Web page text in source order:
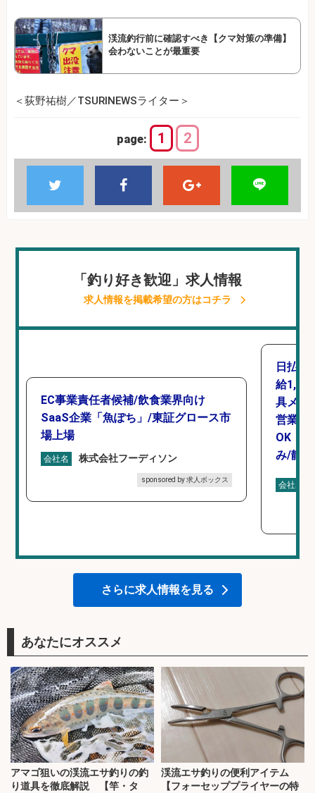
渓流釣行前に確認すべき【クマ対策の準備】
会わないことが最重要
＜荻野祐樹／TSURINEWSライター＞
page: 1 2
「釣り好き歓迎」求人情報
求人情報を掲載希望の方はコチラ
EC事業責任者候補/飲食業界向け
SaaS企業「魚ぽち」/東証グロース市
場上場
会社名 株式会社フーディソン
sponsored by 求人ボックス
日払い
給
具メー
営業事
OK・
み/静
会社名
さらに求人情報を見る
あなたにオススメ
アマゴ狙いの渓流エサ釣りの釣
り道具を徹底解説 【竿・タ
渓流エサ釣りの便利アイテム
【フォーセッププライヤーの特